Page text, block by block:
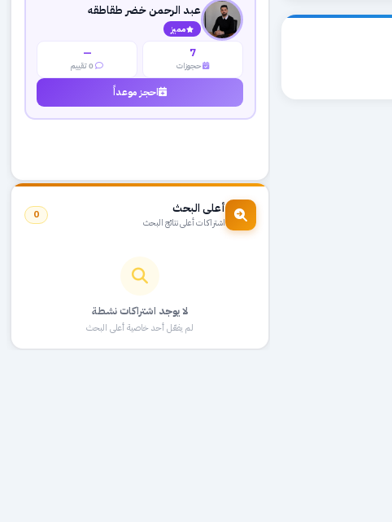
عبد الرحمن خضر طقاطقه
مميز
7
حجوزات
—
احجز موعداً
أعلى البحث
اشتراكات أعلى نتائج البحث
0
لا يوجد اشتراكات نشطة
لم يفعّل أحد خاصية أعلى البحث